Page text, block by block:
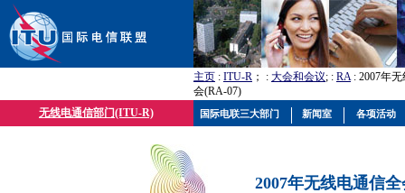
主页 : ITU-R ； : 大会和会议; : RA: 2007年
会(RA-07)
无线电通信部门(ITU-R)
2007年无线电通信
国际电联三大部门 新闻室 各项活动